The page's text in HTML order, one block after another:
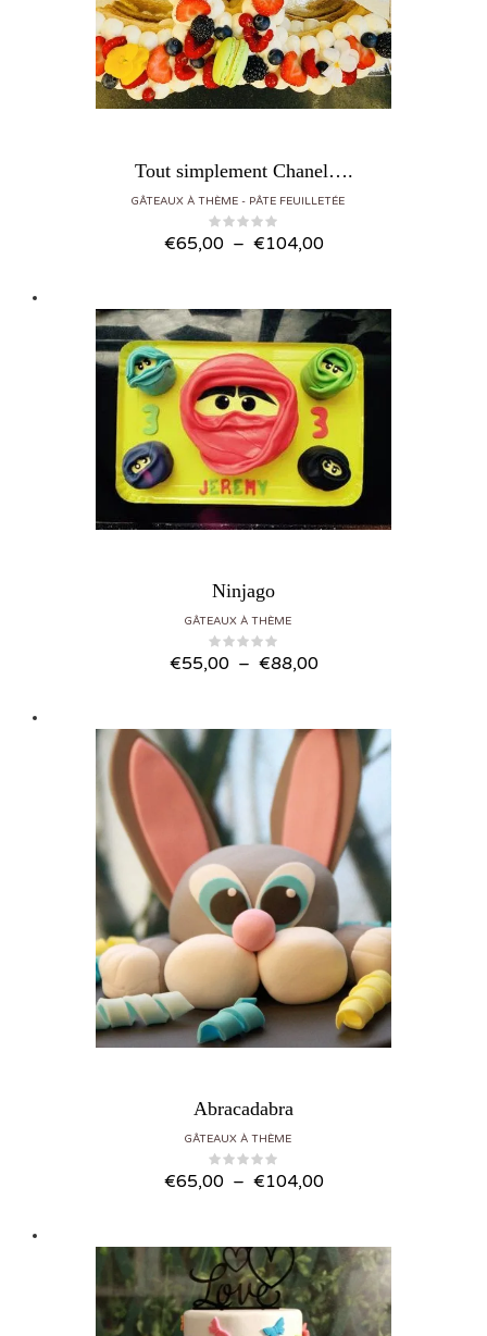
Tout simplement Chanel….
GÂTEAUX À THÈME PÂTE FEUILLETÉE
€65,00 – €104,00Plage de prix : €65,00 à €104,00
Ninjago
GÂTEAUX À THÈME
€55,00 – €88,00Plage de prix : €55,00 à €88,00
Abracadabra
GÂTEAUX À THÈME
€65,00 – €104,00Plage de prix : €65,00 à €104,00